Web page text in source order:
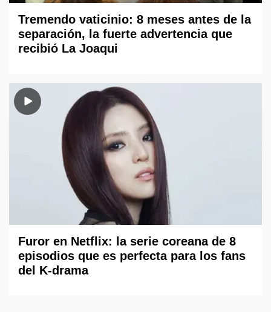
Tremendo vaticinio: 8 meses antes de la
separación, la fuerte advertencia que
recibió La Joaqui
Furor en Netflix: la serie coreana de 8
episodios que es perfecta para los fans
del K-drama